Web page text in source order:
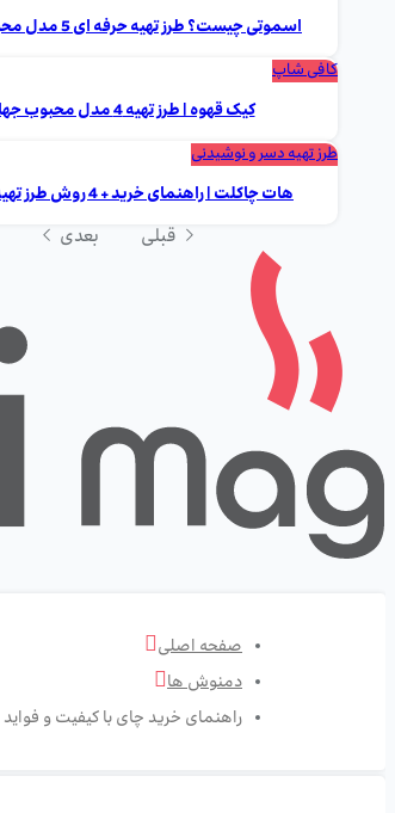
اسموتی چیست؟ طرز تهیه حرفه ای 5 مدل محبوب جهان
کافی شاپ
کیک قهوه | طرز تهیه 4 مدل محبوب جهانی
طرز تهیه دسر و نوشیدنی
هات چاکلت | راهنمای خرید + 4 روش طرز تهیه با ویدیو
قبلی بعدی
صفحه اصلی
دمنوش ها
راهنمای خرید چای با کیفیت و